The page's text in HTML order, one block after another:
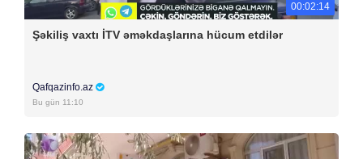
00:02:14
Şəkiliş vaxtı İTV əməkdaşlarına hücum etdilər
Qafqazinfo.az
Bu gün 11:10